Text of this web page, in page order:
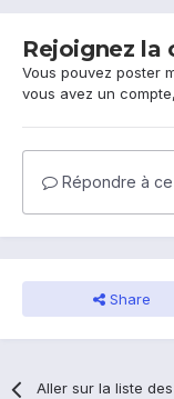
Rejoignez la
Vous pouvez poster
vous avez un compte,
Répondre à
Share
Aller sur la liste